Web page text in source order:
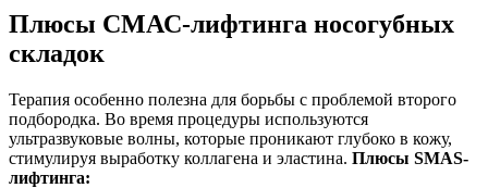
Плюсы СМАС-лифтинга носогубных
складок
Терапия особенно полезна для борьбы с проблемой второго
подбородка. Во время процедуры используются
ультразвуковые волны, которые проникают глубоко в кожу,
стимулируя выработку коллагена и эластина. Плюсы SMAS-
лифтинга: